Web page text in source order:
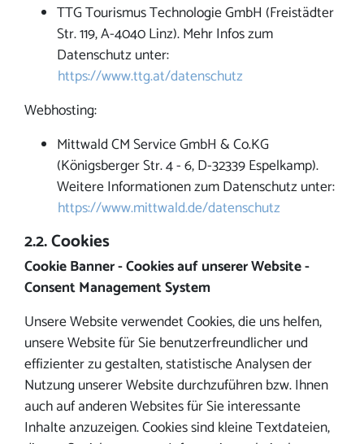
TTG Tourismus Technologie GmbH (Freistädter
Str. 119, A-4040 Linz). Mehr Infos zum
Datenschutz unter:
https://www.ttg.at/datenschutz
Webhosting:
Mittwald CM Service GmbH & Co.KG
(Königsberger Str. 4 - 6, D-32339 Espelkamp).
Weitere Informationen zum Datenschutz unter:
https://www.mittwald.de/datenschutz
2.2. Cookies
Cookie Banner - Cookies auf unserer Website -
Consent Management System
Unsere Website verwendet Cookies, die uns helfen,
unsere Website für Sie benutzerfreundlicher und
effizienter zu gestalten, statistische Analysen der
Nutzung unserer Website durchzuführen bzw. Ihnen
auch auf anderen Websites für Sie interessante
Inhalte anzuzeigen. Cookies sind kleine Textdateien,